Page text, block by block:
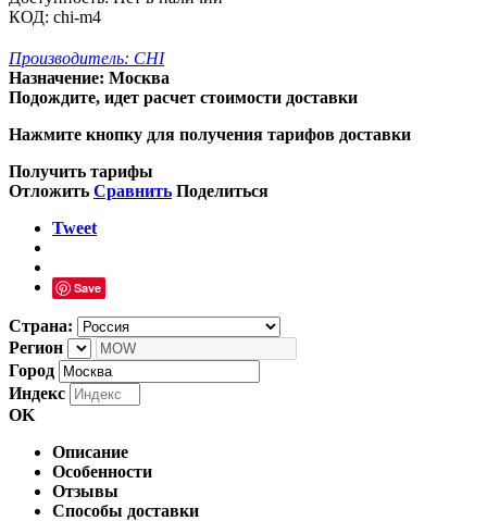
КОД: chi-m4
Производитель: CHI
Назначение: Москва
Подождите, идет расчет стоимости доставки
Нажмите кнопку для получения тарифов доставки
Получить тарифы
Отложить Сравнить Поделиться
Tweet
Save
Страна:
Регион
Город
Индекс
OK
Описание
Особенности
Отзывы
Способы доставки